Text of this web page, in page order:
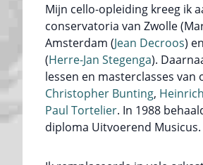
Mijn cello-opleiding kreeg ik
conservatoria van Zwolle
Amsterdam (Jean Decroos)
(Herre-Jan Stegenga).
lessen en masterclasses van
Christopher Bunting,
Paul Tortelier. In 1988
diploma Uitvoerend Musicus.